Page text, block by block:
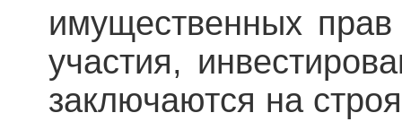
имущественных
участия,
заключаются на